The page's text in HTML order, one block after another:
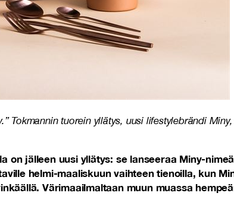
Tokmannin tuorein yllätys, uusi lifestylebrändi
on jälleen uusi yllätys: se lanseeraa Miny-
helmi-maaliskuun vaihteen tienoilla, kun
Värimaailmaltaan muun muassa